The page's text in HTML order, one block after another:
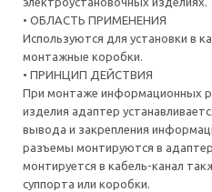
• ОБЛАСТЬ ПРИМЕНЕНИЯ
Используются для установки в
монтажные коробки.
• ПРИНЦИП ДЕЙСТВИЯ
При монтаже информационных
изделия адаптер
вывода и закрепления
разъемы монтируются в
монтируется в кабель-канал
суппорта или коробки.